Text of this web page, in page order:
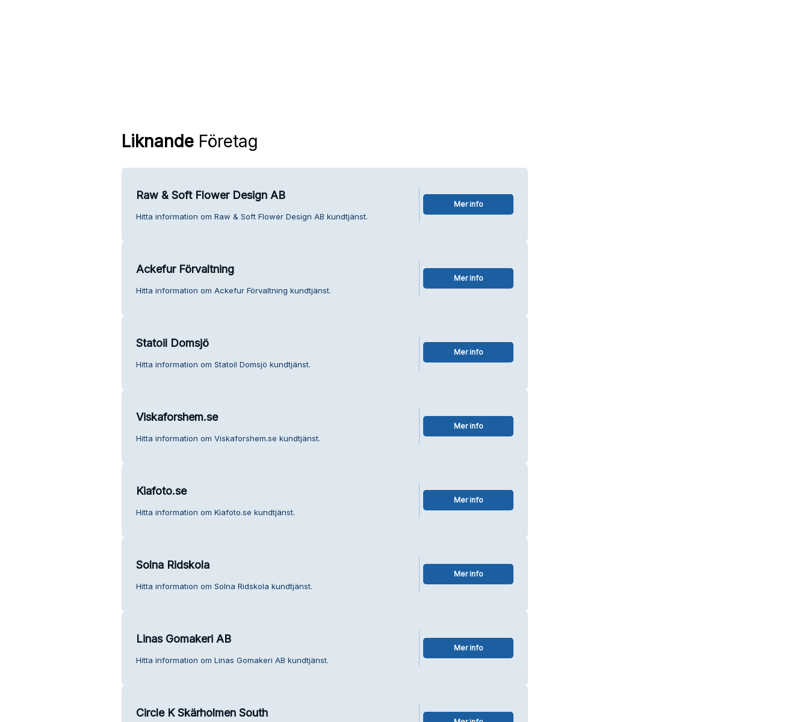
LiknandeFöretag
Raw & Soft Flower Design AB
Hitta information om Raw & Soft Flower Design AB kundtjänst.
Mer info
Ackefur Förvaltning
Hitta information om Ackefur Förvaltning kundtjänst.
Mer info
Statoil Domsjö
Hitta information om Statoil Domsjö kundtjänst.
Mer info
Viskaforshem.se
Hitta information om Viskaforshem.se kundtjänst.
Mer info
Kiafoto.se
Hitta information om Kiafoto.se kundtjänst.
Mer info
Solna Ridskola
Hitta information om Solna Ridskola kundtjänst.
Mer info
Linas Gomakeri AB
Hitta information om Linas Gomakeri AB kundtjänst.
Mer info
Circle K Skärholmen South